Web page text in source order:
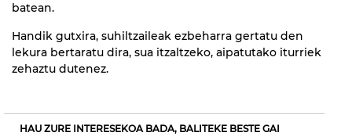
batean.
Handik gutxira, suhiltzaileak ezbeharra gertatu den
lekura bertaratu dira, sua itzaltzeko, aipatutako iturriek
zehaztu dutenez.
HAU ZURE INTERESEKOA BADA, BALITEKE BESTE GAI